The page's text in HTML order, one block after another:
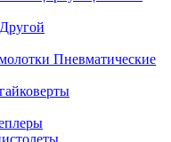
Другой
Пневматические